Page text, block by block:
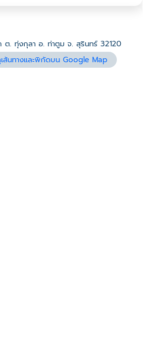
ต. ทุ่งกุลา อ. ท่าตูม จ. สุรินทร์ 32120
ส้นทางและพิกัดบน Google Map